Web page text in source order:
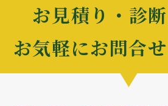
お見積り・診
お気軽にお問合